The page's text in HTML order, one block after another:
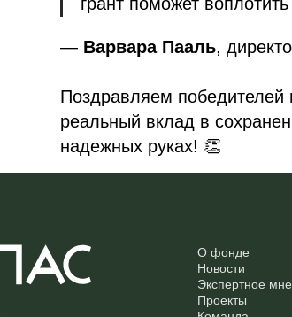
грант поможет
— Варвара Пааль,
Поздравляем
реальный вклад в
надежных руках! 👏
О фонде
Новости
Экспертное
Проекты